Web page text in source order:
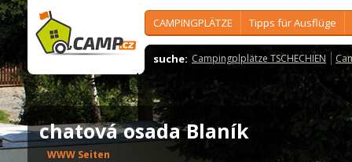
CAMPINGPLÄTZE Tipps für Ausflüge
suche: Campingplplätze TSCHECHIEN
chatová osada Blaník
WWW Seiten